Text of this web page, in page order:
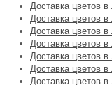
Доставка цветов
Доставка цветов в
Доставка цветов
Доставка цветов
Доставка цветов
Доставка цветов
Доставка цветов в